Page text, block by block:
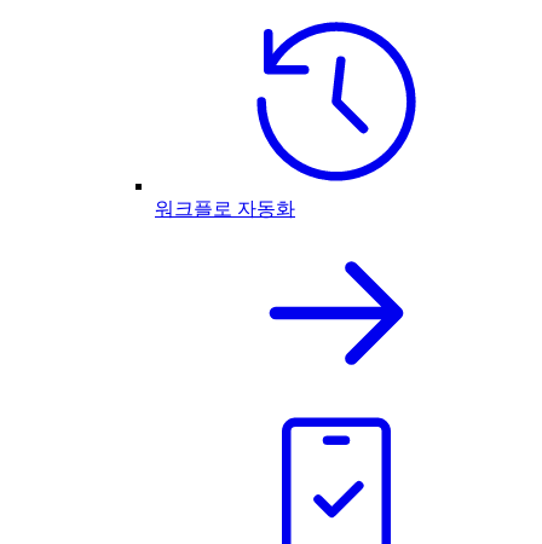
워크플로 자동화